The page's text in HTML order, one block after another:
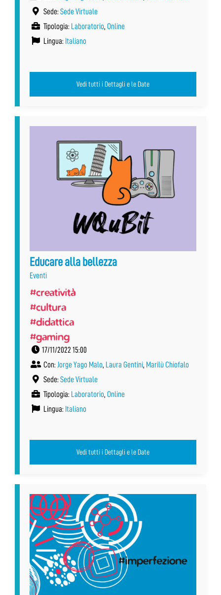
Sede: Sede Virtuale
Tipologia: Laboratorio, Online
Lingua: Italiano
Vedi tutti i Dettagli e le Date
Educare alla bellezza
Eventi
#creatività
#cultura
#didattica
#gaming
17/11/2022 15:00
Con: Jorge Yago Malo, Laura Gentini, Marilù Chiofalo
Sede: Sede Virtuale
Tipologia: Laboratorio, Online
Lingua: Italiano
Vedi tutti i Dettagli e le Date